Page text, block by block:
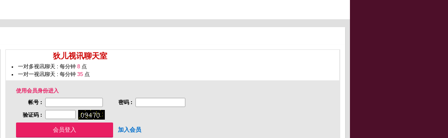
狄儿视讯聊天室
一对多视讯聊天 : 每分钟 8 点
一对一视讯聊天 : 每分钟 35 点
使用会员身份进入
帐号 :
密码 :
验证码 :
加入会员